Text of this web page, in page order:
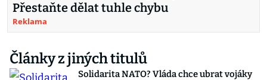
Přestaňte dělat tuhle chybu
Reklama
Články z jiných titulů
Solidarita NATO? Vláda chce ubrat vojáky